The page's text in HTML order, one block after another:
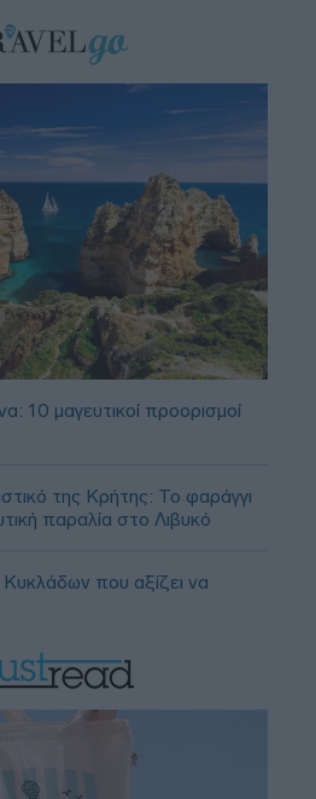
10 μαγευτικοί προορισμοί
της Κρήτης: Το φαράγγι
παραλία στο Λιβυκό
που αξίζει να